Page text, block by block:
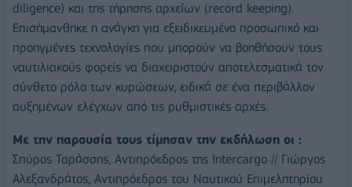
diligence) και της τήρησης αρχείων (record keeping).
Επισήμανθηκε η ανάγκη για εξειδικευμένο προσωπικό και
προηγμένες τεχνολογίες που μπορούν να βοηθήσουν τους
ναυτιλιακούς φορείς να διαχειριστούν αποτελεσματικά τον
σύνθετο ρόλο των κυρώσεων, ειδικά σε ένα περιβάλλον
αυξημένων ελέγχων από τις ρυθμιστικές αρχές.
Με την παρουσία τους τίμησαν την εκδήλωση οι :
Σπύρος Ταράσσης, Αντιπρόεδρος της Intercargo // Γιώργος
Αλεξανδράτος, Αντιπρόεδρος του Ναυτικού Επιμελητηρίου